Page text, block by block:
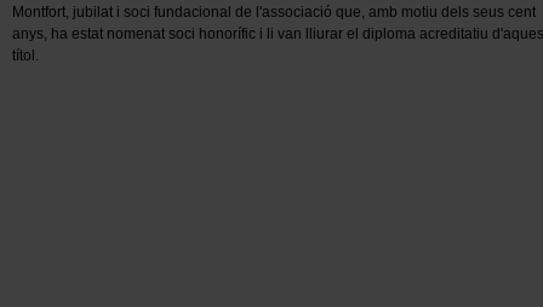
Montfort, jubilat i soci fundacional de l'associació que, amb motiu dels seus cent
anys, ha estat nomenat soci honorífic i li van lliurar el diploma acreditatiu
títol.